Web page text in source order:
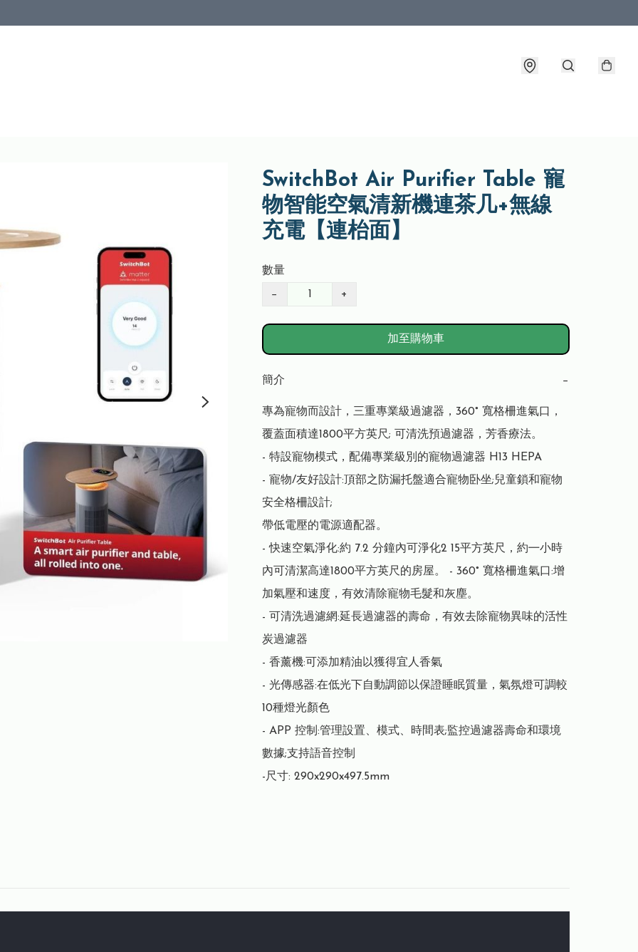
SwitchBot Air Purifier Table 寵
物智能空氣清新機連茶几+無線
充電【連枱面】
數量
− +
加至購物車
簡介 −
專為寵物而設計，三重專業級過濾器，360° 寬格柵進氣口，
覆蓋面積達1800平方英尺; 可清洗預過濾器，芳香療法。
- 特設寵物模式，配備專業級別的寵物過濾器 H13 HEPA
- 寵物/友好設計:頂部之防漏托盤適合寵物卧坐;兒童鎖和寵物
安全格柵設計;
帶低電壓的電源適配器。
- 快速空氣淨化:約 7.2 分鐘內可淨化2 15平方英尺，約㇐小時
內可清潔高達1800平方英尺的房屋。 - 360° 寬格柵進氣口:增
加氣壓和速度，有效清除寵物毛髮和灰塵。
- 可清洗過濾網:延長過濾器的壽命，有效去除寵物異味的活性
炭過濾器
- 香薰機:可添加精油以獲得宜人香氣
- 光傳感器:在低光下自動調節以保證睡眠質量，氣氛燈可調較
10種燈光顏色
- APP 控制:管理設置、模式、時間表;監控過濾器壽命和環境
數據;支持語音控制
-尺寸: 290x290x497.5mm